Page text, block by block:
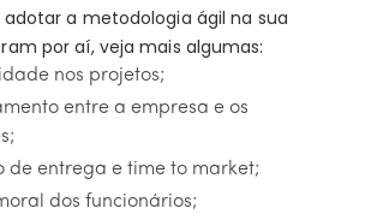
a metodologia ágil na sua
por aí, veja mais algumas:
nos projetos;
entre a empresa e os
de entrega e time to market;
dos funcionários;